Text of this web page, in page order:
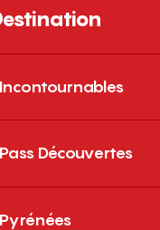
Incontournables
Pass Découvertes
Pyrénées